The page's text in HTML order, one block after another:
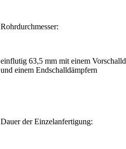
Rohrdurchmesser:
einflutig 63,5 mm mit einem
und einem Endschalldämpfern
Dauer der Einzelanfertigung: